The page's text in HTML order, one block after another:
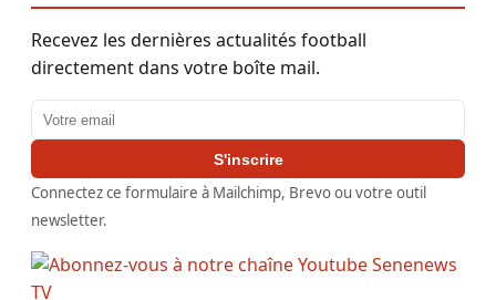
Recevez les dernières actualités football
directement dans votre boîte mail.
Adresse email
S'inscrire
Connectez ce formulaire à Mailchimp, Brevo ou votre outil
newsletter.